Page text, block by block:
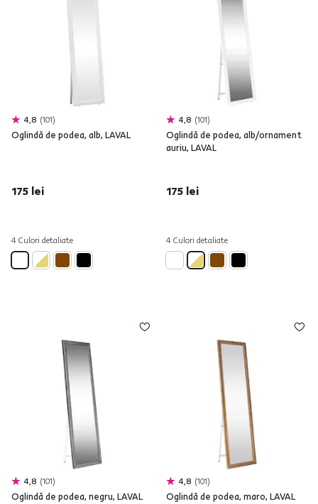
4,8 101
Oglindă de podea, alb, LAVAL
175 lei
4 Culori detaliate
4,8 101
Oglindă de podea, alb/ornament
auriu, LAVAL
175 lei
4 Culori detaliate
4,8 101
Oglindă de podea, negru, LAVAL
4,8 101
Oglindă de podea, maro, LAVAL